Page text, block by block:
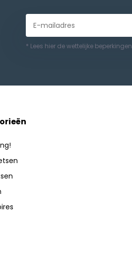
* Lees hier de wettelijke beperkingen